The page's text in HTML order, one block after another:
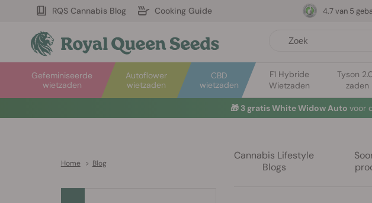
RQS Cannabis Blog Cooking Guide
Autoflower
wietzaden
Gefeminiseerde
wietzaden
CBD
wietzaden
F1 Hybride
Wietzaden
Tyson
zaden
4.7 van 5
🎁 3 gratis White Widow Auto voor
Home > Blog
Cannabis Lifestyle
Blogs